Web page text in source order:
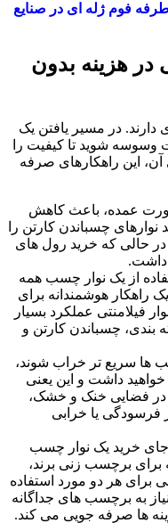
فوم ژله ای در صنایع
در هزینه بدون
دارند. در مسیر یافتن یک
شوید تا کیفیت را
آن، این راهکارهای صرفه
عمده، باعث کاهش
چسباندن کارتن را
در حالی که خرید رول‌ های
داشت.
از یک نوار چسب همه
راهکار هوشمندانه برای
فیلامنتی عملکرد بسیار
بندی، چسباندن کارتن و
‌ها سریع ‌تر خراب شوند،
خواهید داشت و این یعنی
در فضایی خنک و خشک،
فرسودگی یا خرابی
‌جای خرید یک نوار چسب
برای برچسب ‌زنی برند،
برای هر دو مورد استفاده
به برچسب‌ های جداگانه
‌ها صرفه‌ جویی می ‌کند.